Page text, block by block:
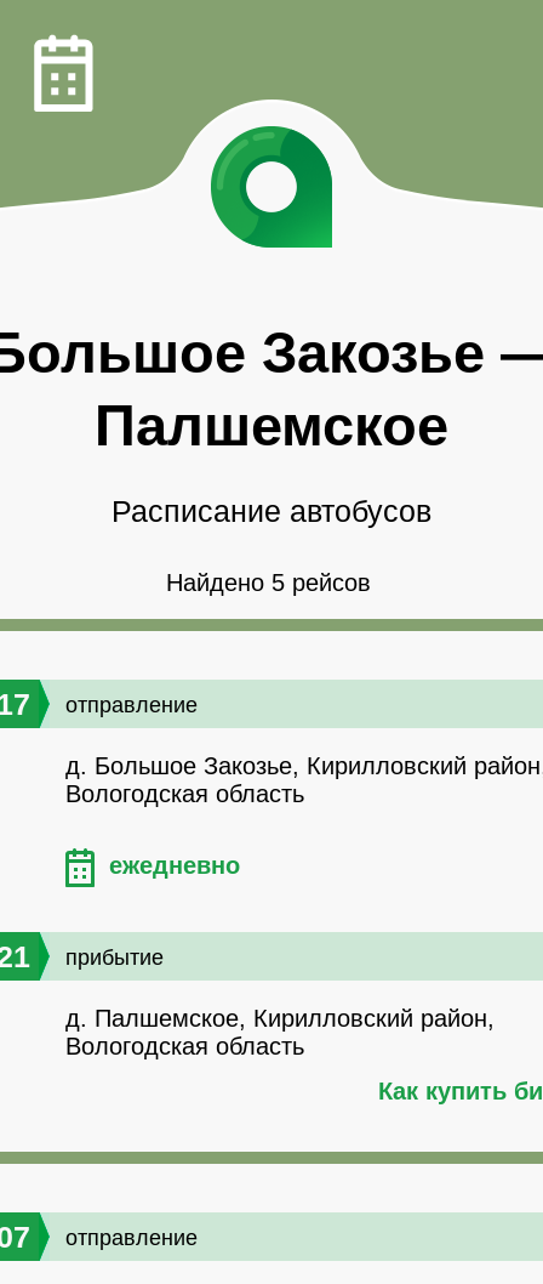
Закозье
Палшемское
Расписание автобусов
Найдено 5 рейсов
отправление
д. Большое Закозье, Кирилловский
Вологодская область
ежедневно
прибытие
д. Палшемское, Кирилловский район,
Вологодская область
Как купить
отправление